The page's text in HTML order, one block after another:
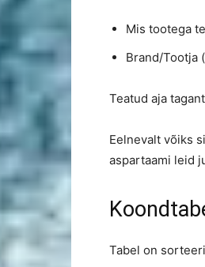
Mis tootega
Brand/Tootja
Teatud aja
Eelnevalt võiks
aspartaami leid
Tabel on